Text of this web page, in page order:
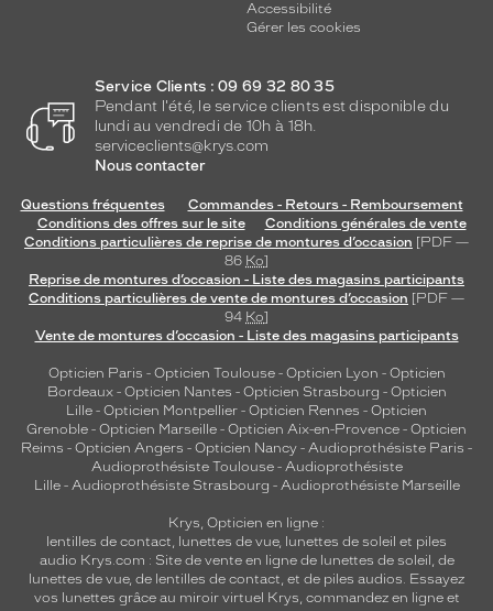
Accessibilité
Gérer les cookies
Service Clients : 09 69 32 80 35
Pendant l'été, le service clients est disponible du
lundi au vendredi de 10h à 18h.
serviceclients@krys.com
Nous contacter
Questions fréquentes
Commandes - Retours - Remboursement
Conditions des offres sur le site
Conditions générales de vente
Conditions particulières de reprise de montures d’occasion [PDF —
86 Ko]
Reprise de montures d’occasion - Liste des magasins participants
Conditions particulières de vente de montures d’occasion [PDF —
94 Ko]
Vente de montures d’occasion - Liste des magasins participants
Opticien Paris - Opticien Toulouse- Opticien Lyon - Opticien
Bordeaux- Opticien Nantes - Opticien Strasbourg - Opticien
Lille - Opticien Montpellier - Opticien Rennes - Opticien
Grenoble - Opticien Marseille - Opticien Aix-en-Provence - Opticien
Reims - Opticien Angers - Opticien Nancy - Audioprothésiste Paris -
Audioprothésiste Toulouse- Audioprothésiste
Lille- Audioprothésiste Strasbourg - Audioprothésiste Marseille
Krys, Opticien en ligne :
lentilles de contact, lunettes de vue, lunettes de soleil et piles
audio Krys.com : Site de vente en ligne de lunettes de soleil, de
lunettes de vue, de lentilles de contact, et de piles audios. Essayez
vos lunettes grâce au miroir virtuel Krys, commandez en ligne et